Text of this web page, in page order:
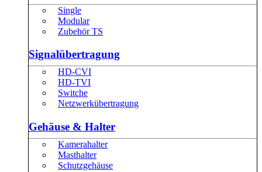
Single
Modular
Zubehör TS
Signalübertragung
HD-CVI
HD-TVI
Switche
Netzwerkübertragung
Gehäuse & Halter
Kamerahalter
Masthalter
Schutzgehäuse